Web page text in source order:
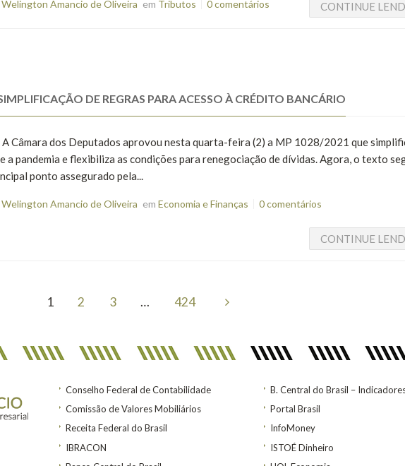
Welington Amancio de Oliveira em Tributos 0 comentários CONTINUE
DE REGRAS PARA ACESSO À CRÉDITO BANCÁRIO
Câmara dos Deputados aprovou nesta quarta-feira (2) a MP 1028/2021 que
a pandemia e flexibiliza as condições para renegociação de dívidas. Agora, o texto
ponto assegurado pela...
Welington Amancio de Oliveira em Economia e Finanças 0 comentários
CONTINUE
1 2 3 … 424
Conselho Federal de Contabilidade
Comissão de Valores Mobiliários
Receita Federal do Brasil
IBRACON
B. Central do Brasil –
Portal Brasil
InfoMoney
ISTOÉ Dinheiro